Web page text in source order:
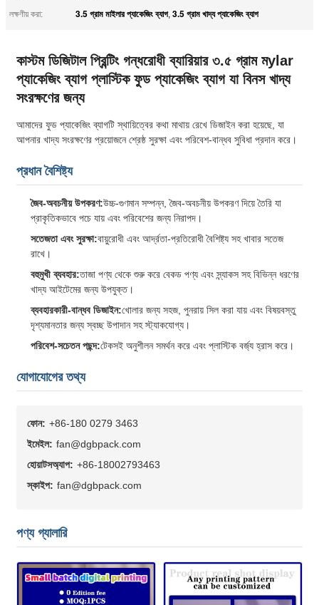
লক্ষণীয় করা:
3.5 গ্রাম মাইলার প্যাকেজিং ব্যাগ, 3.5 গ্রাম খাদ্য প্যাকেজিং ব্যাগ
কাস্টম ডিজিটাল প্রিন্টিং গন্ধরোধী ব্যারিয়ার ৩.৫ গ্রাম মylar
প্যাকেজিং ব্যাগ প্লাস্টিক ফুড প্যাকেজিং ব্যাগ যা বিনস খাদ্য
সংরক্ষণের জন্য
আমাদের ফুড প্যাকেজিং ব্যাগটি স্থায়িত্বের কথা মাথায় রেখে ডিজাইন করা হয়েছে, যা
আপনার খাদ্য সংরক্ষণের প্রয়োজনে শ্রেষ্ঠ সুরক্ষা এবং পরিবেশ-বান্ধব সুবিধা প্রদান করে।
প্রধান বৈশিষ্ট্য
জৈব-অবচনীয় উপকরণ:উচ্চ-গুণমান সম্পন্ন, জৈব-অবচনীয় উপকরণ দিয়ে তৈরি যা
প্রাকৃতিকভাবে পচে যায় এবং পরিবেশের জন্য নিরাপদ।
সতেজতা এবং সুরক্ষা:বায়ুরোধী এবং আর্দ্রতা-প্রতিরোধী বৈশিষ্ট্য সহ খাবার সতেজ
রাখে।
বহুমুখী ব্যবহার:তাজা পণ্য থেকে শুরু করে বেকড পণ্য এবং স্ন্যাকস সহ বিভিন্ন ধরণের
খাদ্য আইটেমের জন্য উপযুক্ত।
ব্যবহারকারী-বান্ধব ডিজাইন:খোলার জন্য সহজ, পুনরায় সিল করা যায় এবং বিষয়বস্তু
দৃশ্যমানতার জন্য স্বচ্ছ উপাদান সহ স্ট্যাকযোগ্য।
পরিবেশ-সচেতন পছন্দ:টেকসই অনুশীলন সমর্থন করে এবং প্লাস্টিক বর্জ্য হ্রাস করে।
যোগাযোগের তথ্য
ফোন: +86-180 0279 3463
ইমেইল: fan@dgbpack.com
হোয়াটসঅ্যাপ: +86-18002793463
স্কাইপ: fan@dgbpack.com
পণ্য গ্যালারি